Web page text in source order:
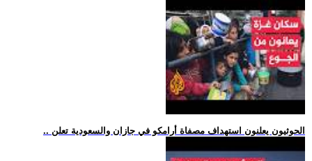
.. الحوثيون يعلنون استهداف مصفاة أرامكو في جازان والسعودية تعلن